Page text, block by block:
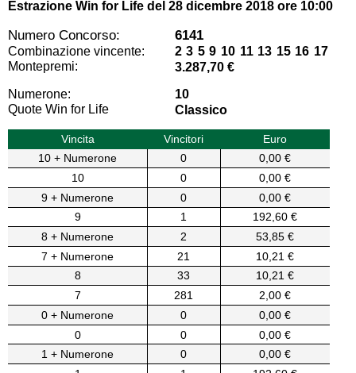
Estrazione Win for Life del 28 dicembre 2018 ore 10:00
Numero Concorso: 6141
Combinazione vincente:
2 3 5 9 10 11 13 15 16 17
Montepremi:
3.287,70 €
Numerone:
10
Quote Win for Life
Classico
Vincita Vincitori
Euro
10 + Numerone
0
0,00 €
10
0
0,00 €
9 + Numerone
0
0,00 €
9
1
192,60 €
8 + Numerone
2
53,85 €
7 + Numerone
21
10,21 €
8
33
10,21 €
7
281
2,00 €
0 + Numerone
0
0,00 €
0
0
0,00 €
1 + Numerone
0
0,00 €